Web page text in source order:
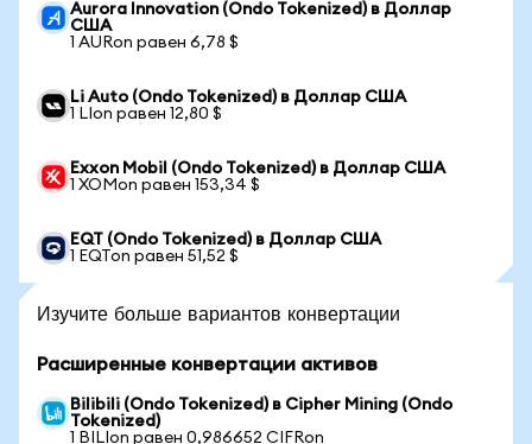
Aurora Innovation (Ondo Tokenized) в Доллар
США
1 AURon равен 6,78 $
Li Auto (Ondo Tokenized) в Доллар США
1 LIon равен 12,80 $
Exxon Mobil (Ondo Tokenized) в Доллар США
1 XOMon равен 153,34 $
EQT (Ondo Tokenized) в Доллар США
1 EQTon равен 51,52 $
Изучите больше вариантов конвертации
Расширенные конвертации активов
Bilibili (Ondo Tokenized) в Cipher Mining (Ondo
Tokenized)
1 BILIon равен 0,986652 CIFRon